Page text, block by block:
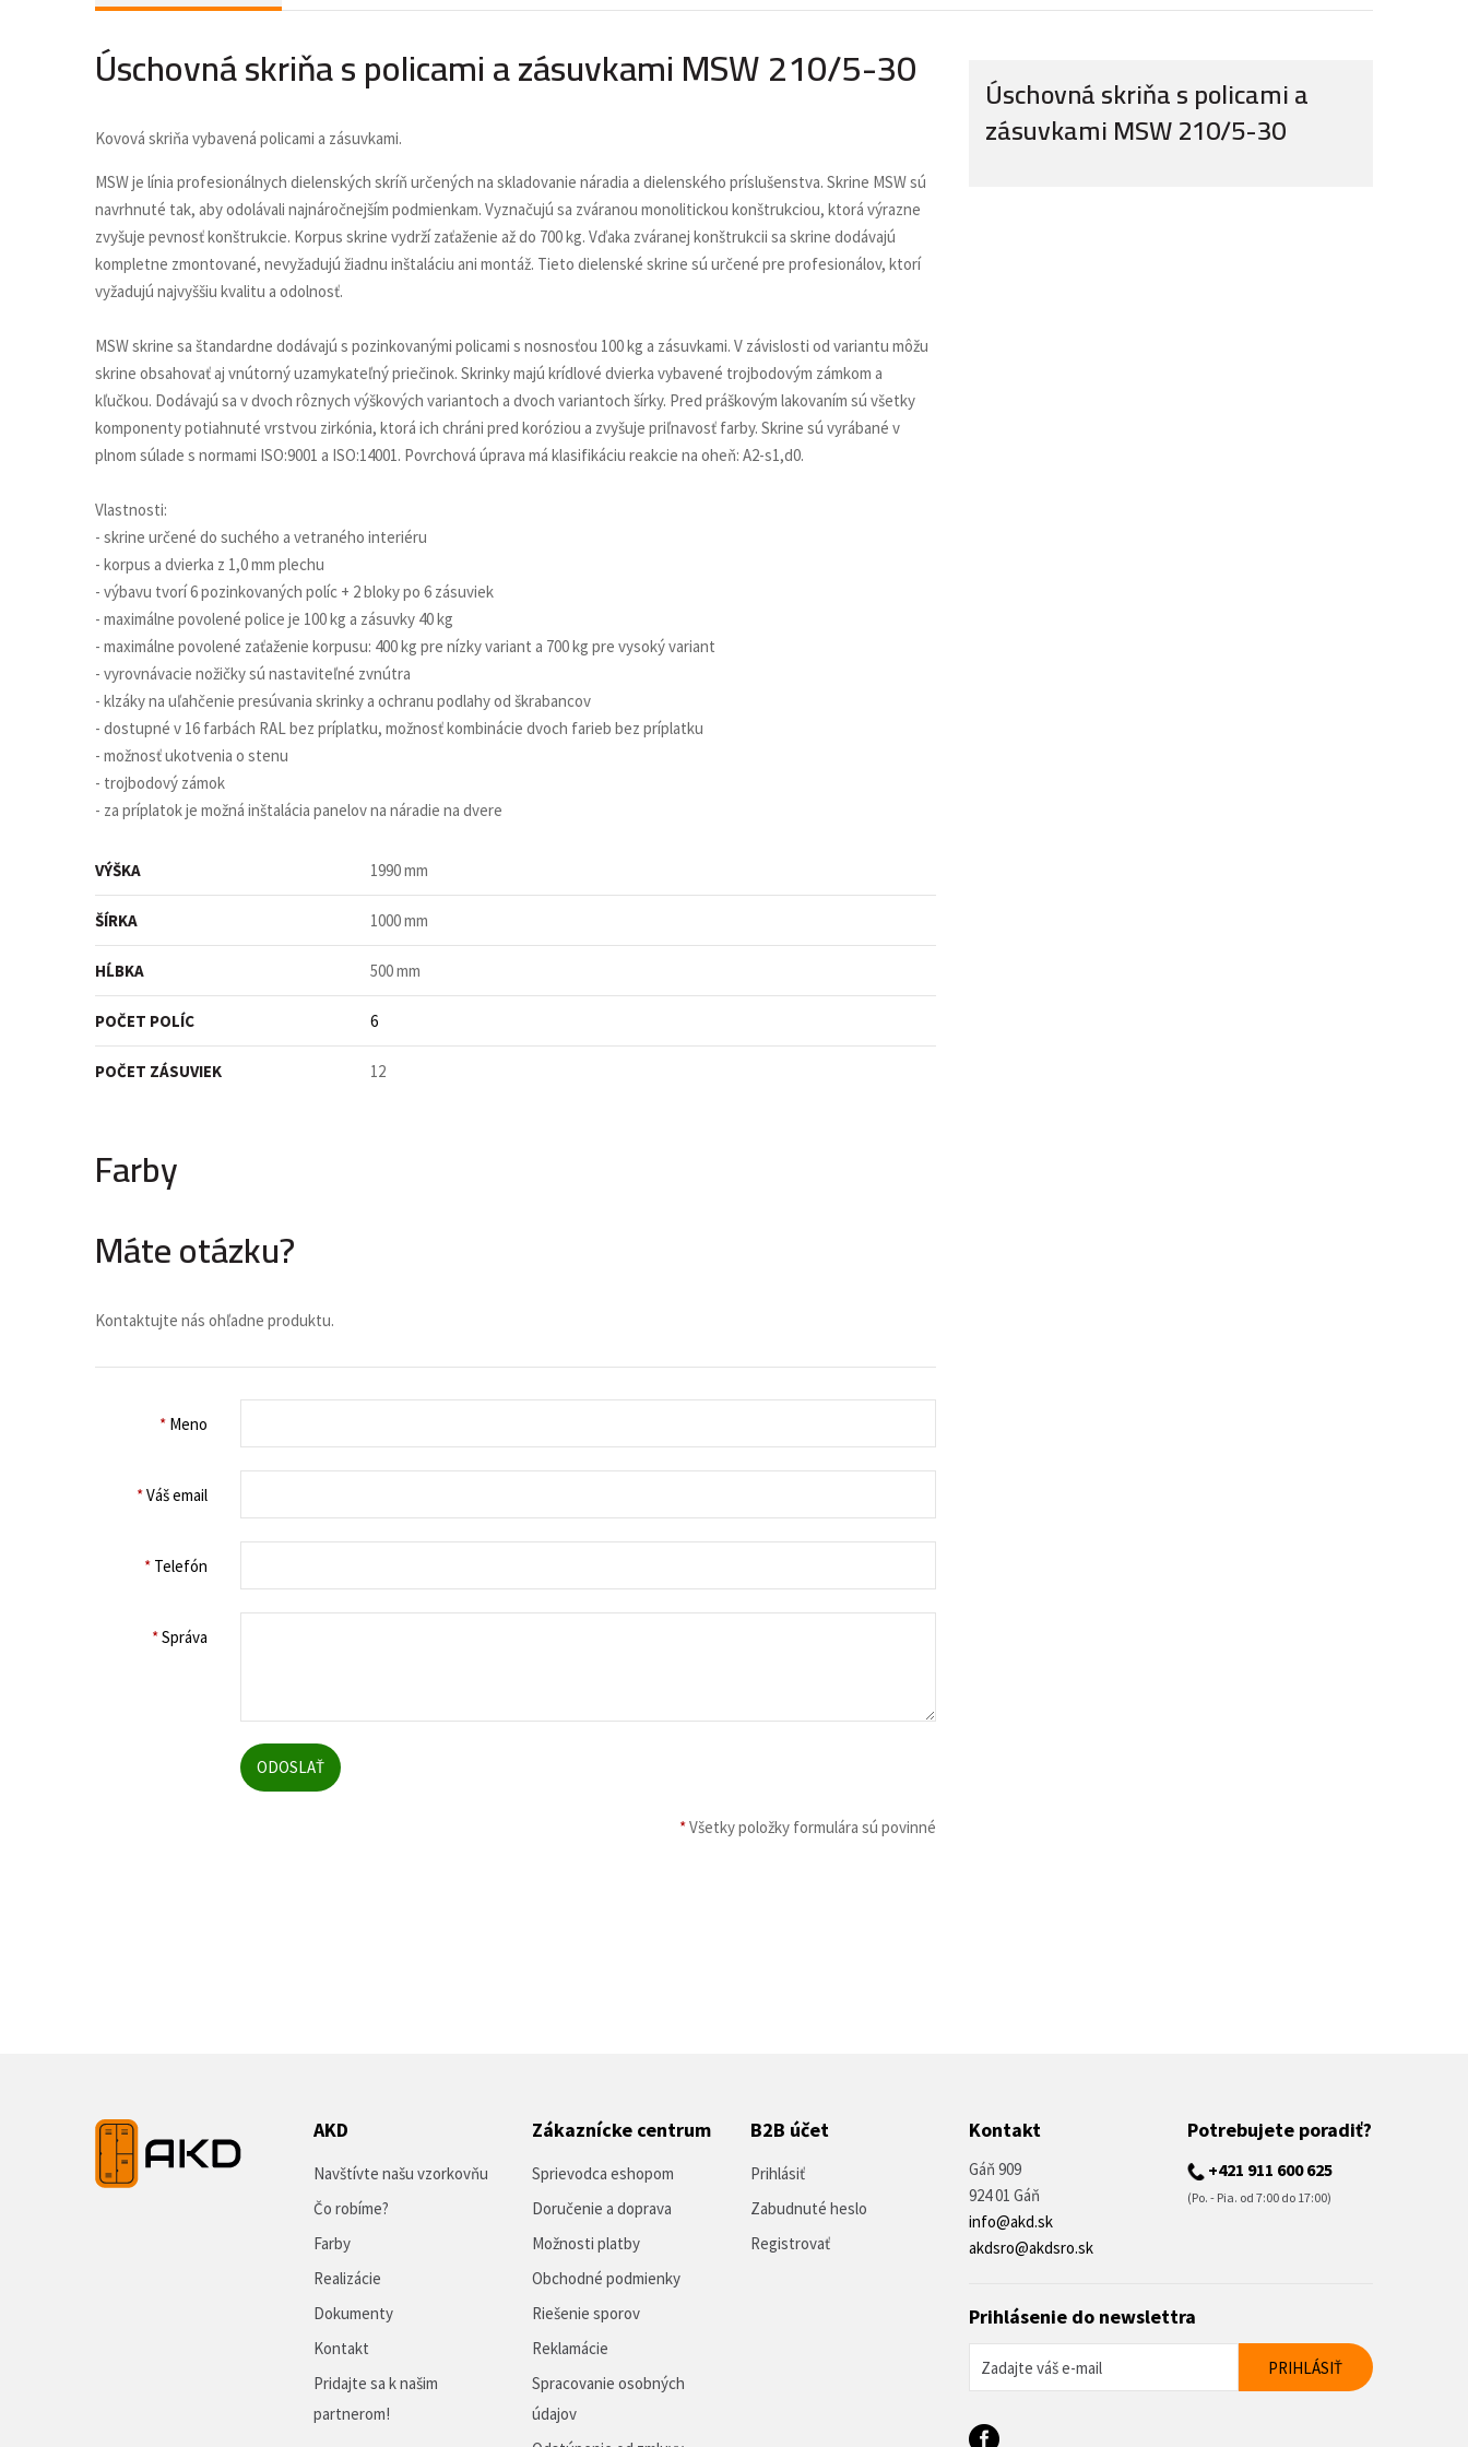
Úschovná skriňa s policami a zásuvkami MSW 210/5-30
Kovová skriňa vybavená policami a zásuvkami.
MSW je línia profesionálnych dielenských skríň určených na skladovanie náradia a dielenského príslušenstva. Skrine MSW sú
navrhnuté tak, aby odolávali najnáročnejším podmienkam. Vyznačujú sa zváranou monolitickou konštrukciou, ktorá výrazne
zvyšuje pevnosť konštrukcie. Korpus skrine vydrží zaťaženie až do 700 kg. Vďaka zváranej konštrukcii sa skrine dodávajú
kompletne zmontované, nevyžadujú žiadnu inštaláciu ani montáž. Tieto dielenské skrine sú určené pre profesionálov, ktorí
vyžadujú najvyššiu kvalitu a odolnosť.
MSW skrine sa štandardne dodávajú s pozinkovanými policami s nosnosťou 100 kg a zásuvkami. V závislosti od variantu môžu
skrine obsahovať aj vnútorný uzamykateľný priečinok. Skrinky majú krídlové dvierka vybavené trojbodovým zámkom a
kľučkou. Dodávajú sa v dvoch rôznych výškových variantoch a dvoch variantoch šírky. Pred práškovým lakovaním sú všetky
komponenty potiahnuté vrstvou zirkónia, ktorá ich chráni pred koróziou a zvyšuje priľnavosť farby. Skrine sú vyrábané v
plnom súlade s normami ISO:9001 a ISO:14001. Povrchová úprava má klasifikáciu reakcie na oheň: A2-s1,d0.
Vlastnosti:
- skrine určené do suchého a vetraného interiéru
- korpus a dvierka z 1,0 mm plechu
- výbavu tvorí 6 pozinkovaných políc + 2 bloky po 6 zásuviek
- maximálne povolené police je 100 kg a zásuvky 40 kg
- maximálne povolené zaťaženie korpusu: 400 kg pre nízky variant a 700 kg pre vysoký variant
- vyrovnávacie nožičky sú nastaviteľné zvnútra
- klzáky na uľahčenie presúvania skrinky a ochranu podlahy od škrabancov
- dostupné v 16 farbách RAL bez príplatku, možnosť kombinácie dvoch farieb bez príplatku
- možnosť ukotvenia o stenu
- trojbodový zámok
- za príplatok je možná inštalácia panelov na náradie na dvere
VÝŠKA 1990 mm
ŠÍRKA 1000 mm
HĹBKA 500 mm
POČET POLÍC 6
POČET ZÁSUVIEK 12
Farby
Úschovná skriňa s policami a
zásuvkami MSW 210/5-30
Máte otázku?
Kontaktujte nás ohľadne produktu.
* Meno
*Váš email
* Telefón
*Správa
*Všetky položky formulára sú povinné
AKD
Navštívte našu vzorkovňu
Čo robíme?
Farby
Realizácie
Dokumenty
Kontakt
Pridajte sa k našim
partnerom!
Zákaznícke centrum
Sprievodca eshopom
Doručenie a doprava
Možnosti platby
Obchodné podmienky
Riešenie sporov
Reklamácie
Spracovanie osobných
údajov
B2B účet
Prihlásiť
Zabudnuté heslo
Registrovať
Kontakt
Gáň 909
924 01 Gáň
info@akd.sk
akdsro@akdsro.sk
Potrebujete poradiť?
+421 911 600 625
(Po. - Pia. od 7:00 do 17:00)
Prihlásenie do newslettra